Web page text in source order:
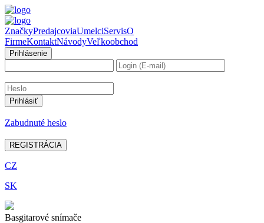
ZnačkyPredajcoviaUmelciServisO
FirmeKontaktNávodyVeľkoobchod
Prihlásenie
Zabudnuté heslo
REGISTRÁCIA
CZ
SK
Basgitarové snímače